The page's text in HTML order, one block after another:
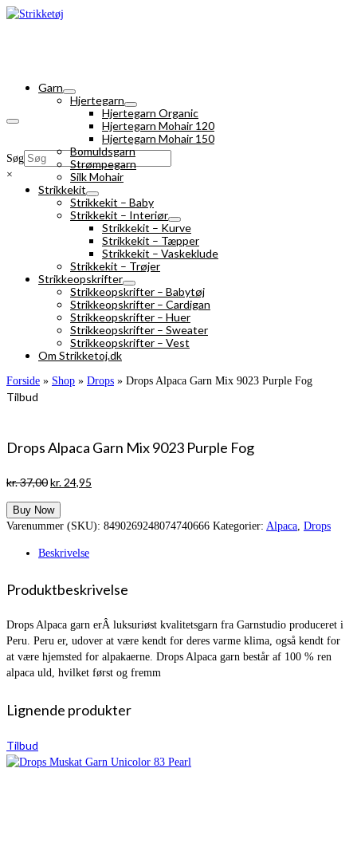
Søg
×
Garn
Hjertegarn
Hjertegarn Organic
Hjertegarn Mohair 120
Hjertegarn Mohair 150
Bomuldsgarn
Strømpegarn
Silk Mohair
Strikkekit
Strikkekit – Baby
Strikkekit – Interiør
Strikkekit – Kurve
Strikkekit – Tæpper
Strikkekit – Vaskeklude
Strikkekit – Trøjer
Strikkeopskrifter
Strikkeopskrifter – Babytøj
Strikkeopskrifter – Cardigan
Strikkeopskrifter – Huer
Strikkeopskrifter – Sweater
Strikkeopskrifter – Vest
Om Strikketoj.dk
Forside » Shop » Drops » Drops Alpaca Garn Mix 9023 Purple Fog
Tilbud
Drops Alpaca Garn Mix 9023 Purple Fog
kr.37,00Den
pris
var:
kr. 24,95
er:
Buy Now
Varenummer (SKU): 8490269248074740666 Kategorier: Alpaca, Drops
Beskrivelse
Produktbeskrivelse
Drops Alpaca garn erÂ luksuriøst kvalitetsgarn fra Garnstudio produceret i
Peru. Peru er, udover at være kendt for deres varme klima, også kendt for
at være hjemsted for alpakaerne. Drops Alpaca garn består af 100 % ren
alpaca uld, hvilket først og fremm
Lignende produkter
Tilbud